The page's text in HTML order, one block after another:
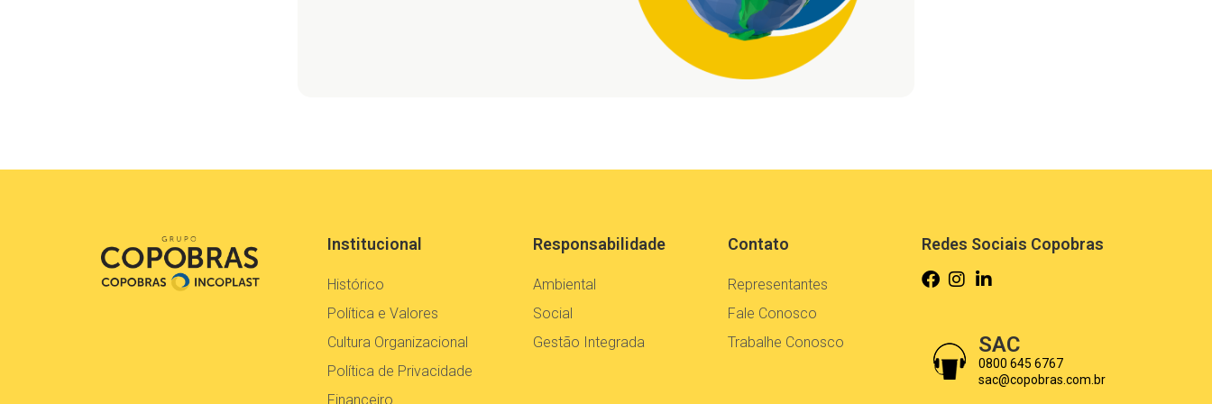
Institucional
Histórico
Política e Valores
Cultura Organizacional
Política de Privacidade
Financeiro
Responsabilidade
Ambiental
Social
Gestão Integrada
Contato
Representantes
Fale Conosco
Trabalhe Conosco
Redes Sociais Copobras
SAC
0800 645 6767
sac@copobras.com.br